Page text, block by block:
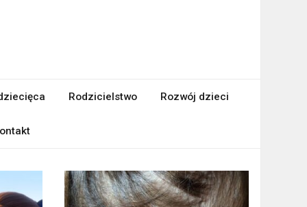
Rodzicielstwo Rozwój dzieci